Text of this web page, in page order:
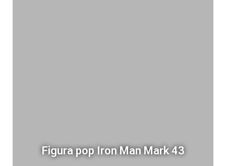
Figura pop Iron Man Mark 43